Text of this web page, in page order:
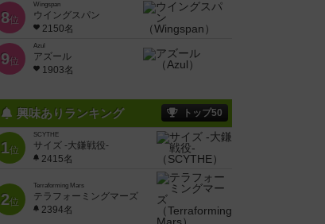
8位
Wingspan
ウイングスパン
2150名
9位
Azul
アズール
1903名
興味ありランキング トップ50
1位
SCYTHE
サイズ -大鎌戦役-
2415名
2位
Terraforming Mars
テラフォーミングマーズ
2394名